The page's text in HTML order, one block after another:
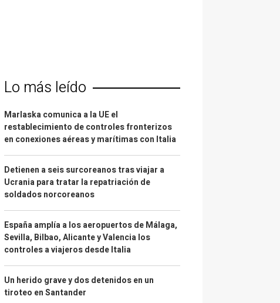
Lo más leído
Marlaska comunica a la UE el
restablecimiento de controles fronterizos
en conexiones aéreas y marítimas con Italia
Detienen a seis surcoreanos tras viajar a
Ucrania para tratar la repatriación de
soldados norcoreanos
España amplía a los aeropuertos de Málaga,
Sevilla, Bilbao, Alicante y Valencia los
controles a viajeros desde Italia
Un herido grave y dos detenidos en un
tiroteo en Santander